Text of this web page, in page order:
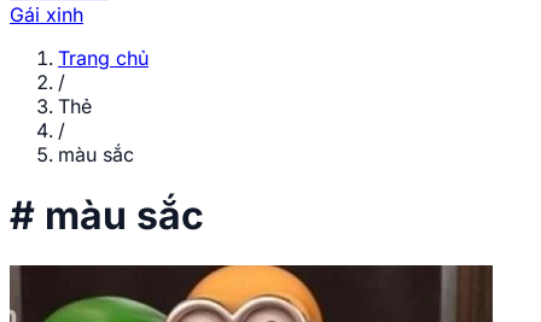
Gái xinh
Trang chủ
/
Thẻ
/
màu sắc
# màu sắc